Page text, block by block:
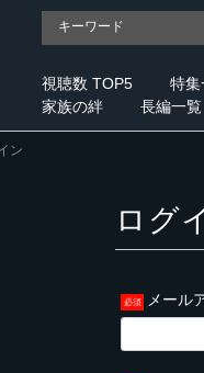
視聴数 TOP5 特
家族の絆
長編一覧
ン
ログ
メール